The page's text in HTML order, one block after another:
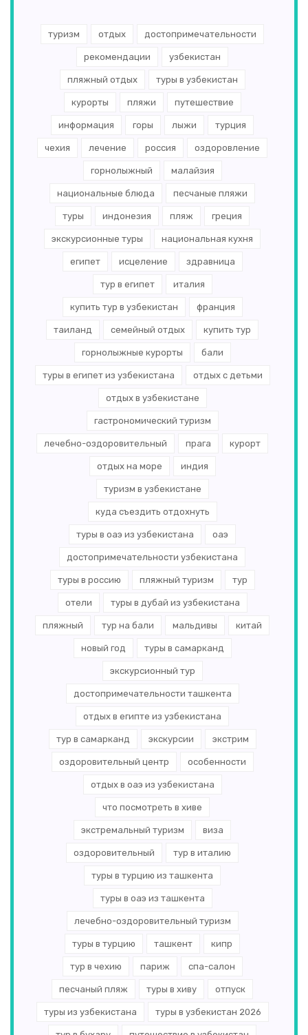
туризм отдых достопримечательности
рекомендации узбекистан
пляжный отдых туры в узбекистан
курорты пляжи путешествие
информация горы лыжи турция
чехия лечение россия оздоровление
горнолыжный малайзия
национальные блюда песчаные пляжи
туры индонезия пляж греция
экскурсионные туры национальная кухня
египет исцеление здравница
тур в египет италия
купить тур в узбекистан франция
таиланд семейный отдых купить тур
горнолыжные курорты бали
туры в египет из узбекистана отдых с детьми
отдых в узбекистане
гастрономический туризм
лечебно-оздоровительный прага курорт
отдых на море индия
туризм в узбекистане
куда съездить отдохнуть
туры в оаэ из узбекистана оаэ
достопримечательности узбекистана
туры в россию пляжный туризм тур
отели туры в дубай из узбекистана
пляжный тур на бали мальдивы китай
новый год туры в самарканд
экскурсионный тур
достопримечательности ташкента
отдых в египте из узбекистана
тур в самарканд экскурсии экстрим
оздоровительный центр особенности
отдых в оаэ из узбекистана
что посмотреть в хиве
экстремальный туризм виза
оздоровительный тур в италию
туры в турцию из ташкента
туры в оаэ из ташкента
лечебно-оздоровительный туризм
туры в турцию ташкент кипр
тур в чехию париж спа-салон
песчаный пляж туры в хиву отпуск
туры из узбекистана туры в узбекистан 2026